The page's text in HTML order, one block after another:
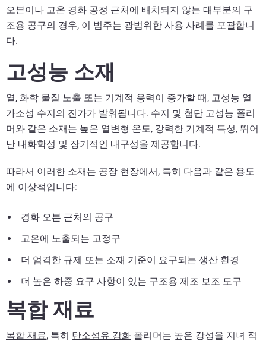
오븐이나 고온 경화 공정 근처에 배치되지 않는 대부분의 구
조용 공구의 경우, 이 범주는 광범위한 사용 사례를 포괄합니
다.
고성능 소재
열, 화학 물질 노출 또는 기계적 응력이 증가할 때, 고성능 열
가소성 수지의 진가가 발휘됩니다. 수지 및 첨단 고성능 폴리
머와 같은 소재는 높은 열변형 온도, 강력한 기계적 특성, 뛰어
난 내화학성 및 장기적인 내구성을 제공합니다.
따라서 이러한 소재는 공장 현장에서, 특히 다음과 같은 용도
에 이상적입니다:
경화 오븐 근처의 공구
고온에 노출되는 고정구
더 엄격한 규제 또는 소재 기준이 요구되는 생산 환경
더 높은 하중 요구 사항이 있는 구조용 제조 보조 도구
복합 재료
복합 재료, 특히 탄소섬유 강화 폴리머는 높은 강성을 지녀 적